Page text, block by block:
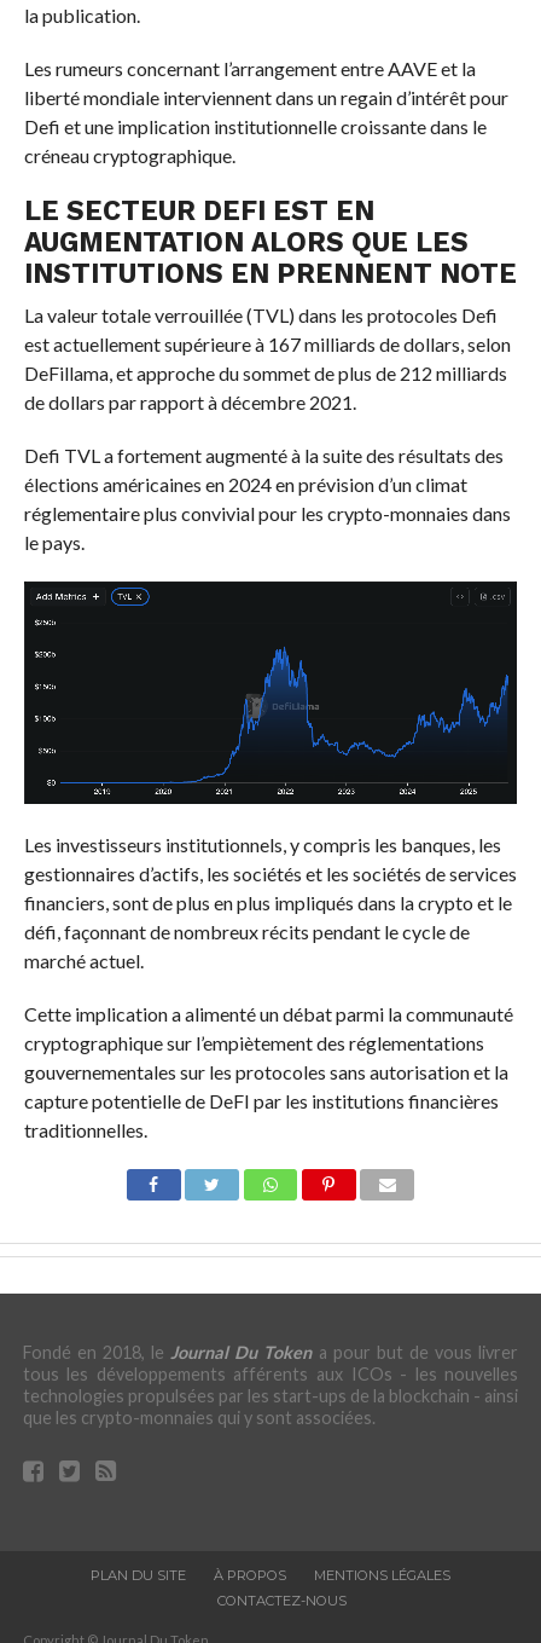
la publication.
Les rumeurs concernant l’arrangement entre AAVE et la
liberté mondiale interviennent dans un regain d’intérêt pour
Defi et une implication institutionnelle croissante dans le
créneau cryptographique.
LE SECTEUR DEFI EST EN
AUGMENTATION ALORS QUE LES
INSTITUTIONS EN PRENNENT NOTE
La valeur totale verrouillée (TVL) dans les protocoles Defi
est actuellement supérieure à 167 milliards de dollars, selon
DeFillama, et approche du sommet de plus de 212 milliards
de dollars par rapport à décembre 2021.
Defi TVL a fortement augmenté à la suite des résultats des
élections américaines en 2024 en prévision d’un climat
réglementaire plus convivial pour les crypto-monnaies dans
le pays.
Les investisseurs institutionnels, y compris les banques, les
gestionnaires d’actifs, les sociétés et les sociétés de services
financiers, sont de plus en plus impliqués dans la crypto et le
défi, façonnant de nombreux récits pendant le cycle de
marché actuel.
Cette implication a alimenté un débat parmi la communauté
cryptographique sur l’empiètement des réglementations
gouvernementales sur les protocoles sans autorisation et la
capture potentielle de DeFI par les institutions financières
traditionnelles.
Fondé en 2018, le Journal Du Tokena pour but de vous livrer
tous les développements afférents aux ICOs - les nouvelles
technologies propulsées par les start-ups de la blockchain - ainsi
que les crypto-monnaies qui y sont associées.
PLAN DU SITE À PROPOS
MENTIONS LÉGALES
CONTACTEZ-NOUS